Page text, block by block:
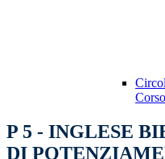
P 5 - INGLESE
DI